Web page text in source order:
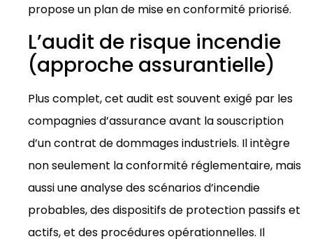
propose un plan de mise en conformité priorisé.
L’audit de risque incendie
(approche assurantielle)
Plus complet, cet audit est souvent exigé par les
compagnies d’assurance avant la souscription
d’un contrat de dommages industriels. Il intègre
non seulement la conformité réglementaire, mais
aussi une analyse des scénarios d’incendie
probables, des dispositifs de protection passifs et
actifs, et des procédures opérationnelles. Il